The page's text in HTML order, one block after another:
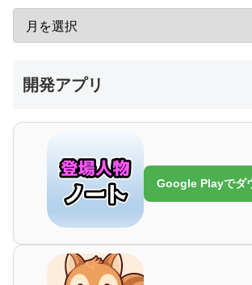
開発アプリ
Google Playでダ